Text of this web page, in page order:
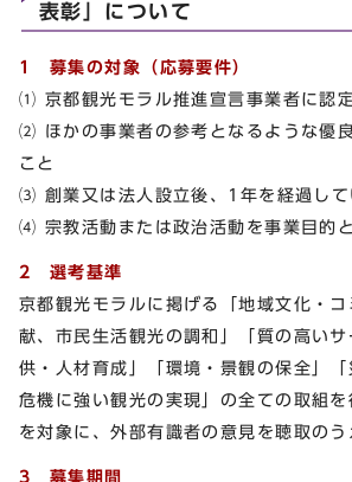
表彰」について
1 募集の対象（応募要件）
⑴ 京都観光モラル推進宣言事業者に認
⑵ ほかの事業者の参考となるような優
こと
⑶ 創業又は法人設立後、1年を経過して
⑷ 宗教活動または政治活動を事業目的
2 選考基準
京都観光モラルに掲げる「地域文化・
献、市民生活観光の調和」「質の高い
供・人材育成」「環境・景観の保全」
危機に強い観光の実現」の全ての取組
を対象に、外部有識者の意見を聴取のう
3 募集期間